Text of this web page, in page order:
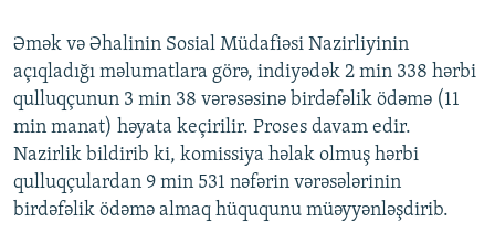
Əmək və Əhalinin Sosial Müdafiəsi Nazirliyinin
açıqladığı məlumatlara görə, indiyədək 2 min 338 hərbi
qulluqçunun 3 min 38 vərəsəsinə birdəfəlik ödəmə (11
min manat) həyata keçirilir. Proses davam edir.
Nazirlik bildirib ki, komissiya həlak olmuş hərbi
qulluqçulardan 9 min 531 nəfərin vərəsələrinin
birdəfəlik ödəmə almaq hüququnu müəyyənləşdirib.